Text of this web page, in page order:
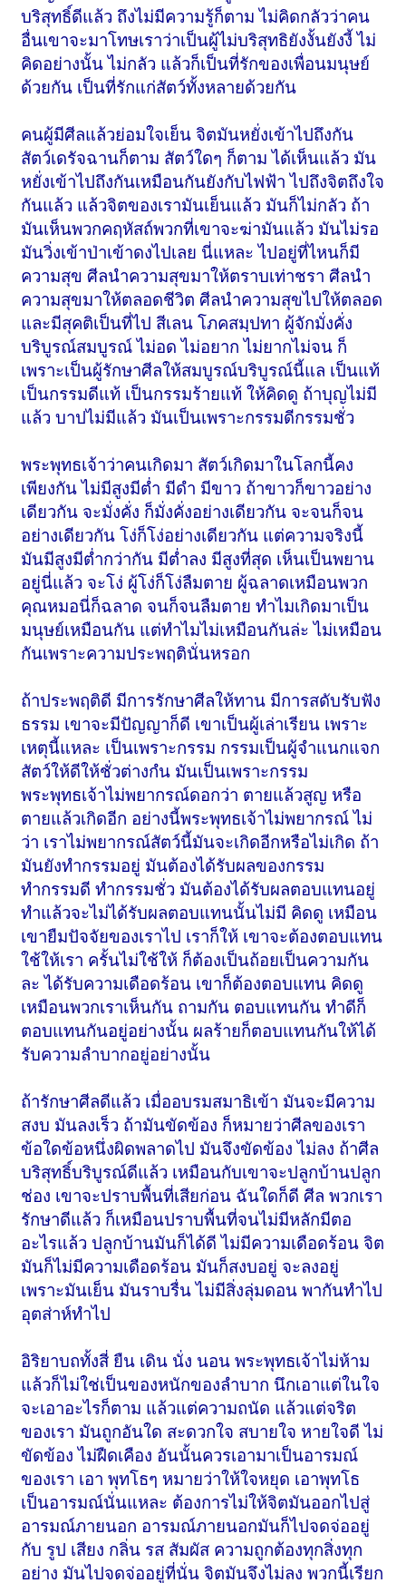
บริสุทธิ์ดีแล้ว ถึงไม่มีความรู้ก็ตาม ไม่คิดกลัวว่าคน
อื่นเขาจะมาโทษเราว่าเป็นผู้ไม่บริสุทธิยังงั้นยังงี้ ไม่
คิดอย่างนั้น ไม่กลัว แล้วก็เป็นที่รักของเพื่อนมนุษย์
ด้วยกัน เป็นที่รักแก่สัตว์ทั้งหลายด้วยกัน
คนผู้มีศีลแล้วย่อมใจเย็น จิตมันหยั่งเข้าไปถึงกัน
สัตว์เดรัจฉานก็ตาม สัตว์ใดๆ ก็ตาม ได้เห็นแล้ว มัน
หยั่งเข้าไปถึงกันเหมือนกันยังกับไฟฟ้า ไปถึงจิตถึงใจ
กันแล้ว แล้วจิตของเรามันเย็นแล้ว มันก็ไม่กลัว ถ้า
มันเห็นพวกคฤหัสถ์พวกที่เขาจะฆ่ามันแล้ว มันไม่รอ
มันวิ่งเข้าป่าเข้าดงไปเลย นี่แหละ ไปอยู่ที่ไหนก็มี
ความสุข ศีลนำความสุขมาให้ตราบเท่าชรา ศีลนำ
ความสุขมาให้ตลอดชีวิต ศีลนำความสุขไปให้ตลอด
และมีสุคติเป็นที่ไป สีเลน โภคสมฺปทา ผู้จักมั่งคั่ง
บริบูรณ์สมบูรณ์ ไม่อด ไม่อยาก ไม่ยากไม่จน ก็
เพราะเป็นผู้รักษาศีลให้สมบูรณ์บริบูรณ์นี้แล เป็นแท้
เป็นกรรมดีแท้ เป็นกรรมร้ายแท้ ให้คิดดู ถ้าบุญไม่มี
แล้ว บาปไม่มีแล้ว มันเป็นเพราะกรรมดีกรรมชั่ว
พระพุทธเจ้าว่าคนเกิดมา สัตว์เกิดมาในโลกนี้คง
เพียงกัน ไม่มีสูงมีต่ำ มีดำ มีขาว ถ้าขาวก็ขาวอย่าง
เดียวกัน จะมั่งคั่ง ก็มั่งคั่งอย่างเดียวกัน จะจนก็จน
อย่างเดียวกัน โง่ก็โง่อย่างเดียวกัน แต่ความจริงนี้
มันมีสูงมีต่ำกว่ากัน มีต่ำลง มีสูงที่สุด เห็นเป็นพยาน
อยู่นี่แล้ว จะโง่ ผู้โง่ก็โง่ลืมตาย ผู้ฉลาดเหมือนพวก
คุณหมอนี่ก็ฉลาด จนก็จนลืมตาย ทำไมเกิดมาเป็น
มนุษย์เหมือนกัน แต่ทำไมไม่เหมือนกันล่ะ ไม่เหมือน
กันเพราะความประพฤตินั่นหรอก
ถ้าประพฤติดี มีการรักษาศีลให้ทาน มีการสดับรับฟัง
ธรรม เขาจะมีปัญญาก็ดี เขาเป็นผู้เล่าเรียน เพราะ
เหตุนี้แหละ เป็นเพราะกรรม กรรมเป็นผู้จำแนกแจก
สัตว์ให้ดีให้ชั่วต่างกํน มันเป็นเพราะกรรม
พระพุทธเจ้าไม่พยากรณ์ดอกว่า ตายแล้วสูญ หรือ
ตายแล้วเกิดอีก อย่างนี้พระพุทธเจ้าไม่พยากรณ์ ไม่
ว่า เราไม่พยากรณ์สัตว์นี้มันจะเกิดอีกหรือไม่เกิด ถ้า
มันยังทำกรรมอยู่ มันต้องได้รับผลของกรรม
ทำกรรมดี ทำกรรมชั่ว มันต้องได้รับผลตอบแทนอยู่
ทำแล้วจะไม่ได้รับผลตอบแทนนั้นไม่มี คิดดู เหมือน
เขายืมปัจจัยของเราไป เราก็ให้ เขาจะต้องตอบแทน
ใช้ให้เรา ครั้นไม่ใช้ให้ ก็ต้องเป็นถ้อยเป็นความกัน
ละ ได้รับความเดือดร้อน เขาก็ต้องตอบแทน คิดดู
เหมือนพวกเราเห็นกัน ถามกัน ตอบแทนกัน ทำดีก็
ตอบแทนกันอยู่อย่างนั้น ผลร้ายก็ตอบแทนกันให้ได้
รับความลำบากอยู่อย่างนั้น
ถ้ารักษาศีลดีแล้ว เมื่ออบรมสมาธิเข้า มันจะมีความ
สงบ มันลงเร็ว ถ้ามันขัดข้อง ก็หมายว่าศีลของเรา
ข้อใดข้อหนึ่งผิดพลาดไป มันจึงขัดข้อง ไม่ลง ถ้าศีล
บริสุทธิ์บริบูรณ์ดีแล้ว เหมือนกับเขาจะปลูกบ้านปลูก
ช่อง เขาจะปราบพื้นที่เสียก่อน ฉันใดก็ดี ศีล พวกเรา
รักษาดีแล้ว ก็เหมือนปราบพื้นที่จนไม่มีหลักมีตอ
อะไรแล้ว ปลูกบ้านมันก็ได้ดี ไม่มีความเดือดร้อน จิต
มันก็ไม่มีความเดือดร้อน มันก็สงบอยู่ จะลงอยู่
เพราะมันเย็น มันราบรื่น ไม่มีสิ่งลุ่มดอน พากันทำไป
อุตส่าห์ทำไป
อิริยาบถทั้งสี่ ยืน เดิน นั่ง นอน พระพุทธเจ้าไม่ห้าม
แล้วก็ไม่ใช่เป็นของหนักของลำบาก นึกเอาแต่ในใจ
จะเอาอะไรก็ตาม แล้วแต่ความถนัด แล้วแต่จริต
ของเรา มันถูกอันใด สะดวกใจ สบายใจ หายใจดี ไม่
ขัดข้อง ไม่ฝืดเคือง อันนั้นควรเอามาเป็นอารมณ์
ของเรา เอา พุทโธๆ หมายว่าให้ใจหยุด เอาพุทโธ
เป็นอารมณ์นั่นแหละ ต้องการไม่ให้จิตมันออกไปสู่
อารมณ์ภายนอก อารมณ์ภายนอกมันก็ไปจดจ่ออยู่
กับ รูป เสียง กลิ่น รส สัมผัส ความถูกต้องทุกสิ่งทุก
อย่าง มันไปจดจ่ออยู่ที่นั่น จิตมันจึงไม่ลง พวกนี้เรียก